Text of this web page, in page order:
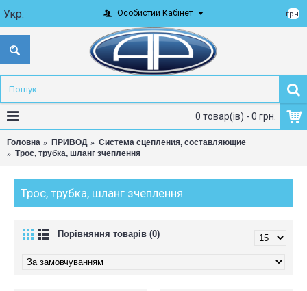
Укр. грн.
Особистий Кабінет
0 товар(ів) - 0 грн.
Головна ПРИВОД
Система сцепления, составляющие
Трос, трубка, шланг зчеплення
Трос, трубка, шланг зчеплення
Порівняння товарів (0)